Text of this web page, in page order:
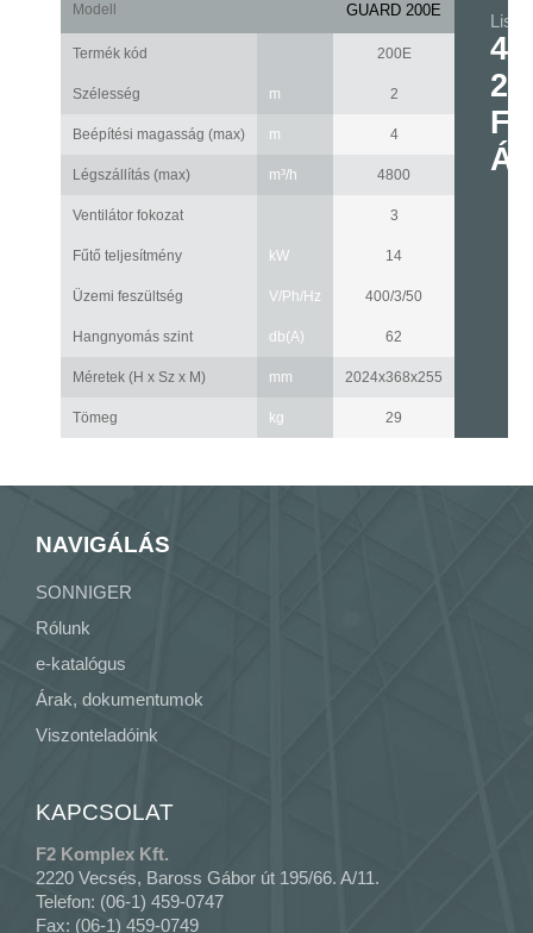
Modell GUARD 200E
Termék kód 200E
Szélesség m 2
Beépítési magasság (max) m 4
Légszállítás (max) m³/h 4800
Ventilátor fokozat 3
Fűtő teljesítmény kW 14
Üzemi feszültség V/Ph/Hz 400/3/50
Hangnyomás szint db(A) 62
Méretek (H x Sz x M) mm 2024x368x255
Tömeg kg 29
Ft
NAVIGÁLÁS
SONNIGER
Rólunk
e-katalógus
Árak, dokumentumok
Viszonteladóink
KAPCSOLAT
F2 Komplex Kft.
2220 Vecsés, Baross Gábor út 195/66. A/11.
Telefon: (06-1) 459-0747
Fax: (06-1) 459-0749